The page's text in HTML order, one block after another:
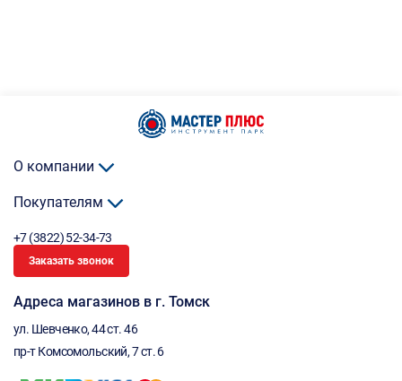
О компании
Покупателям
+7 (3822) 52-34-73
Заказать звонок
Адреса магазинов в г. Томск
ул. Шевченко, 44 ст. 46
пр-т Комсомольский, 7 ст. 6